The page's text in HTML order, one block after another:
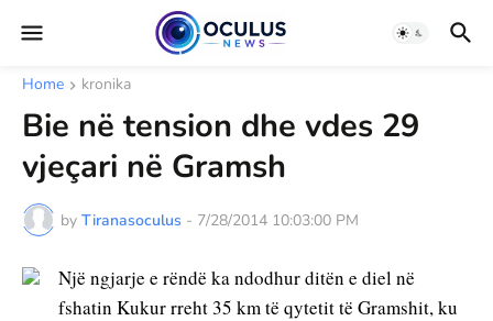
Home kronika
Bie në tension dhe vdes 29
vjeçari në Gramsh
by Tiranasoculus - 7/28/2014 10:03:00 PM
Një ngjarje e rëndë ka ndodhur ditën e diel në
fshatin Kukur rreht 35 km të qytetit të Gramshit, ku